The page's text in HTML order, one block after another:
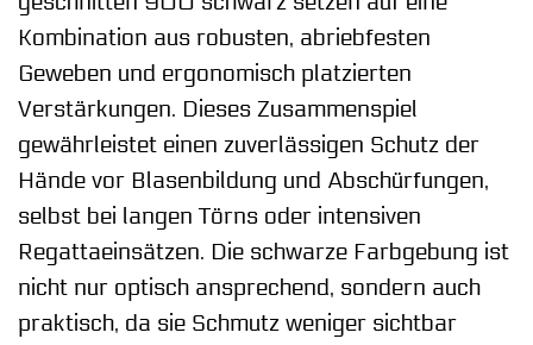
Kombination aus robusten, abriebfesten
Geweben und ergonomisch platzierten
Verstärkungen. Dieses Zusammenspiel
gewährleistet einen zuverlässigen Schutz der
Hände vor Blasenbildung und Abschürfungen,
selbst bei langen Törns oder intensiven
Regattaeinsätzen. Die schwarze Farbgebung ist
nicht nur optisch ansprechend, sondern auch
praktisch, da sie Schmutz weniger sichtbar